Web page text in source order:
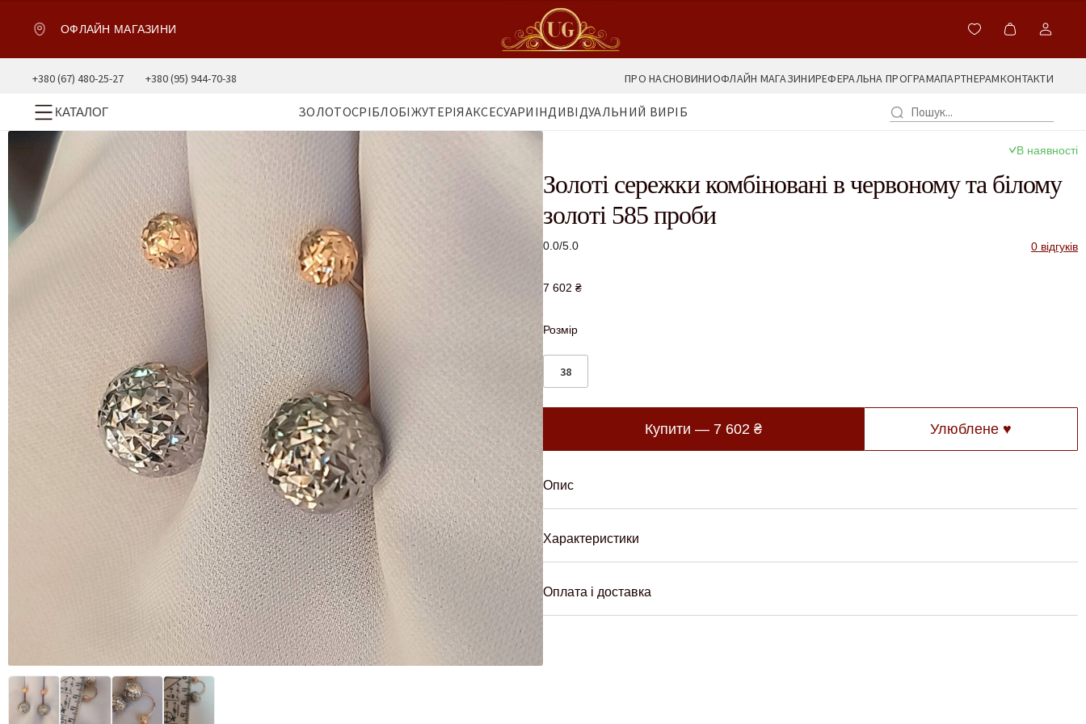
ОФЛАЙН МАГАЗИНИ
+380 (67) 480-25-27 +380 (95) 944-70-38 ПРО НАСНОВИНИОФЛАЙН МАГАЗИНИРЕФЕРАЛЬНА ПРОГРАМАПАРТНЕРАМКОНТАКТИ
КАТАЛОГ ЗОЛОТОСРІБЛОБІЖУТЕРІЯАКСЕСУАРИ ІНДИВІДУАЛЬНИЙ ВИРІБ
В наявності
Золоті сережки комбіновані в червоному та білому
золоті 585 проби
0.0/5.0 0 відгуків
7 602 ₴
Розмір
38
Купити — 7 602₴ Улюблене ♥
Опис
Характеристики
Оплата і доставка